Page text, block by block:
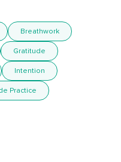
Breathwork
Gratitude
Intention
Practice